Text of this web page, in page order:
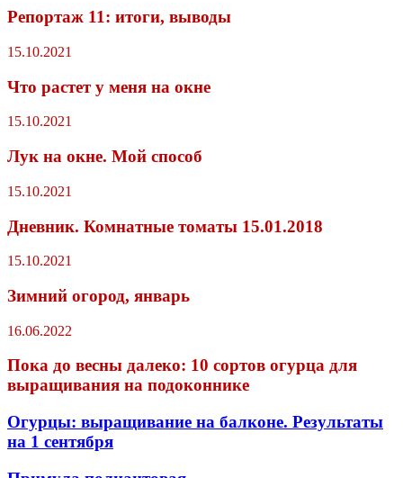
Репортаж 11: итоги, выводы
15.10.2021
Что растет у меня на окне
15.10.2021
Лук на окне. Мой способ
15.10.2021
Дневник. Комнатные томаты 15.01.2018
15.10.2021
Зимний огород, январь
16.06.2022
Пока до весны далеко: 10 сортов огурца для
выращивания на подоконнике
Огурцы: выращивание на балконе. Результаты
на 1 сентября